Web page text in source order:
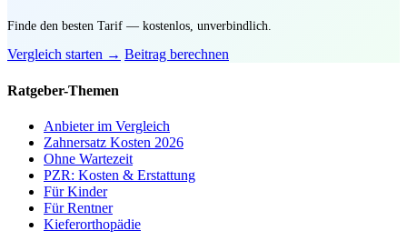
Finde den besten Tarif — kostenlos, unverbindlich.
Vergleich starten → Beitrag berechnen
Ratgeber-Themen
Anbieter im Vergleich
Zahnersatz Kosten 2026
Ohne Wartezeit
PZR: Kosten & Erstattung
Für Kinder
Für Rentner
Kieferorthopädie